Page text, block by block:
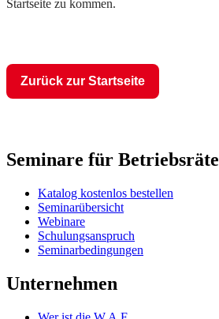
Startseite zu kommen.
Zurück zur Startseite
Seminare für Betriebsräte
Katalog kostenlos bestellen
Seminarübersicht
Webinare
Schulungsanspruch
Seminarbedingungen
Unternehmen